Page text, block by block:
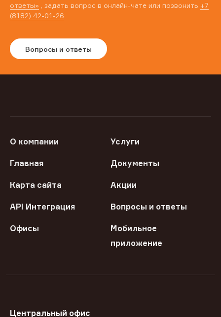
ответы» , задать вопрос в онлайн-чате или позвонить +7
(8182) 42-01-26
Вопросы и ответы
О компании Услуги
Главная Документы
Карта сайта Акции
API Интеграция Вопросы и ответы
Офисы
Мобильное
приложение
Центральный офис